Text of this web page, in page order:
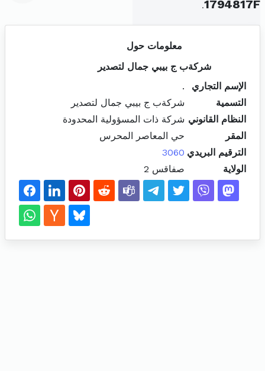
1794817F
.
معلومات حول
شركةب ج بيبي جمال لتصدير
الإسم التجاري
.
التسمية
شركةب ج بيبي جمال لتصدير
النظام القانوني شركة ذات المسؤولية المحدودة
المقر
حي المعاصر المحرس
الترقيم البريدي 3060
الولاية
صفاقس 2